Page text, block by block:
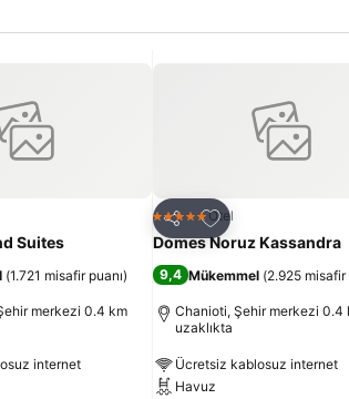
ekle
Suites
(1.721 misafir puanı)
merkezi 0.4 km
internet
Paylaş
Favorilerime ekle
5 Yıldız Otel
Domes Noruz Kassandra
9,4 Mükemmel (2.925 misafir
Chanioti, Şehir merkezi 0.4
uzaklıkta
Ücretsiz kablosuz internet
Havuz